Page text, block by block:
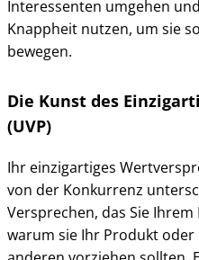
Interessenten umgehen
Knappheit nutzen, um sie
bewegen.
Die Kunst des
(UVP)
Ihr einzigartiges
von der Konkurrenz
Versprechen, das Sie
warum sie Ihr Produkt